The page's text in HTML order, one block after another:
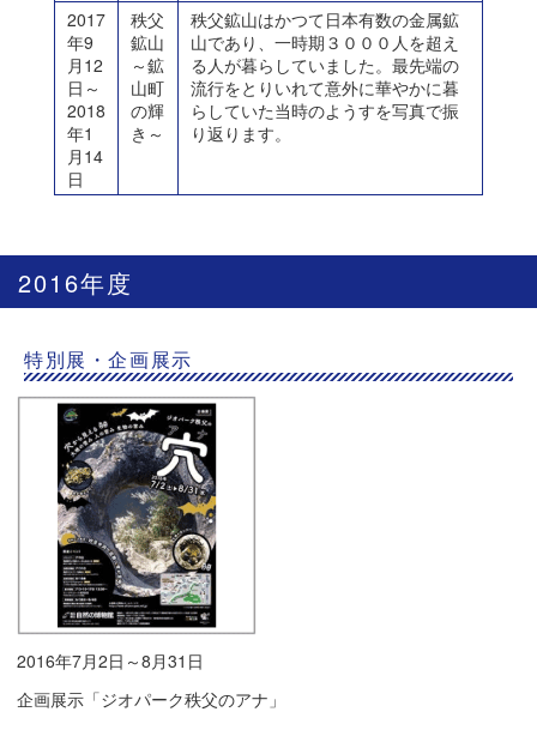
2017
年9
月12
日～
2018
年1
月14
日
秩父
鉱山
～鉱
山町
の輝
き～
秩父鉱山はかつて日本有数の金属鉱
山であり、一時期３０００人を超え
る人が暮らしていました。最先端の
流行をとりいれて意外に華やかに暮
らしていた当時のようすを写真で振
り返ります。
2016年度
特別展・企画展示
2016年7月2日～8月31日
企画展示「ジオパーク秩父のアナ」